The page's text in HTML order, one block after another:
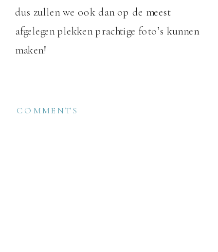
dus zullen we ook dan op de meest
afgelegen plekken prachtige foto’s kunnen
maken!
COMMENTS